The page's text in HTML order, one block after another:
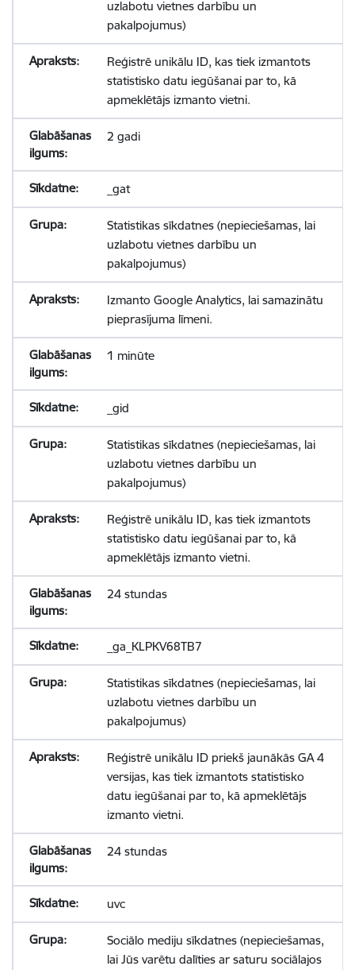
uzlabotu vietnes darbību un
pakalpojumus)
Reģistrē unikālu ID, kas tiek izmantots
statistisko datu iegūšanai par to, kā
apmeklētājs izmanto vietni.
2 gadi
_gat
Statistikas sīkdatnes (nepieciešamas, lai
uzlabotu vietnes darbību un
pakalpojumus)
Izmanto Google Analytics, lai samazinātu
pieprasījuma līmeni.
1 minūte
_gid
Statistikas sīkdatnes (nepieciešamas, lai
uzlabotu vietnes darbību un
pakalpojumus)
Reģistrē unikālu ID, kas tiek izmantots
statistisko datu iegūšanai par to, kā
apmeklētājs izmanto vietni.
24 stundas
_ga_KLPKV68TB7
Statistikas sīkdatnes (nepieciešamas, lai
uzlabotu vietnes darbību un
pakalpojumus)
Reģistrē unikālu ID priekš jaunākās GA 4
versijas, kas tiek izmantots statistisko
datu iegūšanai par to, kā apmeklētājs
izmanto vietni.
24 stundas
uvc
Sociālo mediju sīkdatnes (nepieciešamas,
lai Jūs varētu dalīties ar saturu sociālajos